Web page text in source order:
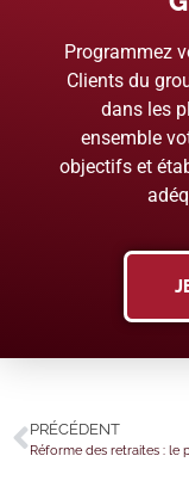
Programmez
Clients du
dans les
ensemble
objectifs et
PRÉCÉDENT